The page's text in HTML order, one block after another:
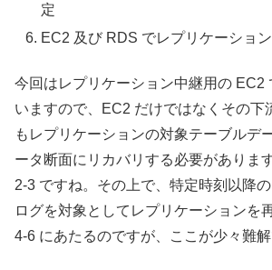
定
EC2 及び RDS でレプリケーショ
今回はレプリケーション中継用の EC2
いますので、EC2 だけではなくその下
もレプリケーションの対象テーブルデ
ータ断面にリカバリする必要がありま
2-3 ですね。その上で、特定時刻以降
ログを対象としてレプリケーションを
4-6 にあたるのですが、ここが少々難解